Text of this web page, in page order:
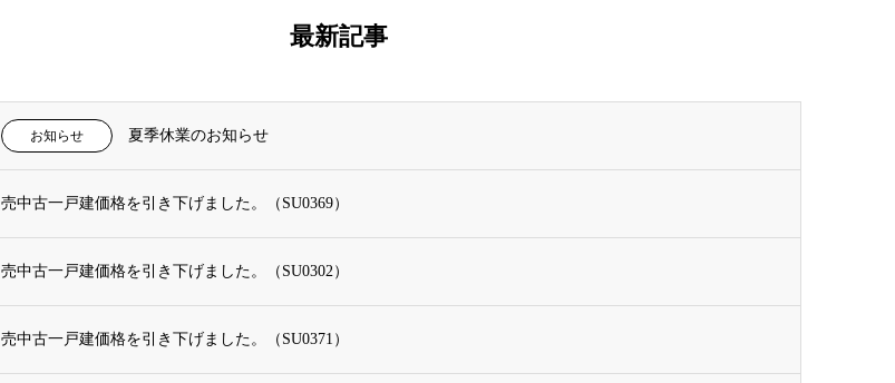
最新記事
お知らせ 夏季休業のお知らせ
売中古一戸建価格を引き下げました。（SU0369）
売中古一戸建価格を引き下げました。（SU0302）
売中古一戸建価格を引き下げました。（SU0371）